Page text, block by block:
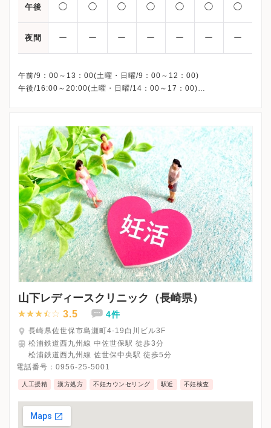
午後 ◯ ◯ ◯ ◯ ◯ ◯ ◯
夜間 ー ー ー ー ー ー ー
午前/9：00～13：00(土曜・日曜/9：00～12：00)
午後/16:00～20:00(土曜・日曜/14：00～17：00)
山下レディースクリニック（長崎県）
3.5 4件
長崎県佐世保市島瀬町4-19白川ビル3F
松浦鉄道西九州線 中佐世保駅 徒歩3分
松浦鉄道西九州線 佐世保中央駅 徒歩5分
電話番号： 0956-25-5001
人工授精 漢方処方 不妊カウンセリング 駅近 不妊検査